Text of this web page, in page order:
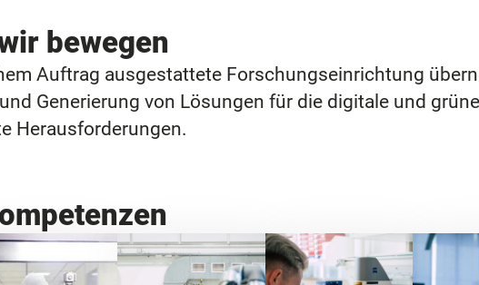
bewegen
Auftrag ausgestattete Forschungseinrichtung
Generierung von Lösungen für die digitale und
Herausforderungen.